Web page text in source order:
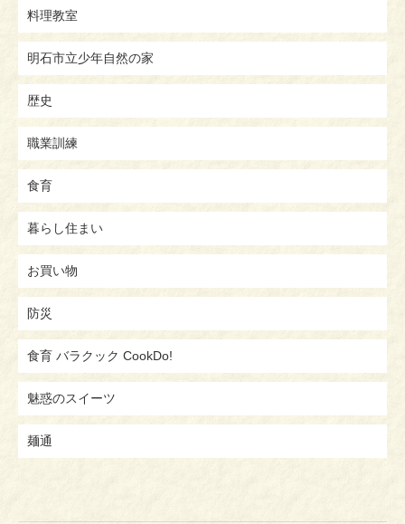
料理教室
明石市立少年自然の家
歴史
職業訓練
食育
暮らし住まい
お買い物
防災
食育 バラクック CookDo!
魅惑のスイーツ
麺通